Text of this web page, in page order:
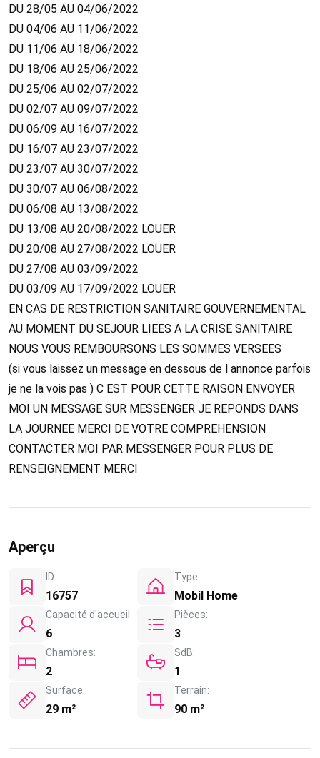
DU 28/05 AU 04/06/2022
DU 04/06 AU 11/06/2022
DU 11/06 AU 18/06/2022
DU 18/06 AU 25/06/2022
DU 25/06 AU 02/07/2022
DU 02/07 AU 09/07/2022
DU 06/09 AU 16/07/2022
DU 16/07 AU 23/07/2022
DU 23/07 AU 30/07/2022
DU 30/07 AU 06/08/2022
DU 06/08 AU 13/08/2022
DU 13/08 AU 20/08/2022 LOUER
DU 20/08 AU 27/08/2022 LOUER
DU 27/08 AU 03/09/2022
DU 03/09 AU 17/09/2022 LOUER
EN CAS DE RESTRICTION SANITAIRE GOUVERNEMENTAL
AU MOMENT DU SEJOUR LIEES A LA CRISE SANITAIRE
NOUS VOUS REMBOURSONS LES SOMMES VERSEES
(si vous laissez un message en dessous de l annonce parfois
je ne la vois pas ) C EST POUR CETTE RAISON ENVOYER
MOI UN MESSAGE SUR MESSENGER JE REPONDS DANS
LA JOURNEE MERCI DE VOTRE COMPREHENSION
CONTACTER MOI PAR MESSENGER POUR PLUS DE
RENSEIGNEMENT MERCI
Aperçu
ID:
16757
Type:
Mobil Home
Capacité d'accueil
6
Pièces:
3
Chambres:
2
SdB:
1
Surface:
29 m²
Terrain:
90 m²